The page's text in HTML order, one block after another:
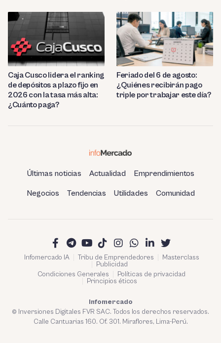
Caja Cusco lidera el ranking
de depósitos a plazo fijo en
2026 con la tasa más alta:
¿Cuánto paga?
Feriado del 6 de agosto:
¿Quiénes recibirán pago
triple por trabajar este día?
Últimas noticias Actualidad Emprendimientos
Negocios Tendencias Utilidades Comunidad
Infomercado IA Tribu de Emprendedores
Masterclass
Publicidad
Condiciones Generales
Políticas de privacidad
Principios éticos
Infomercado
© Inversiones Digitales FVR SAC. Todos los derechos reservados.
Calle Cantuarias 160. Of. 301. Miraflores, Lima-Perú.